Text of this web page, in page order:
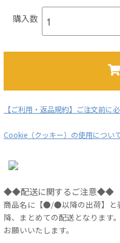
購入数
【ご利用・返品規約】ご注文前に
Cookie（クッキー）の使用につい
◆◆配送に関するご注意◆◆
商品名に【●/●以降の出荷】と
降、まとめての配送となります
お願いいたします。